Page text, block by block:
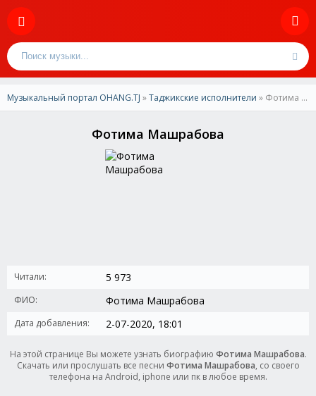
Музыкальный портал OHANG.TJ »Таджикские исполнители » Фотима Машрабова
Фотима Машрабова
Читали: 5 973
ФИО: Фотима Машрабова
Дата добавления: 2-07-2020, 18:01
На этой странице Вы можете узнать биографию Фотима Машрабова.
Скачать или прослушать все песни Фотима Машрабова, со своего
телефона на Android, iphone или пк в любое время.